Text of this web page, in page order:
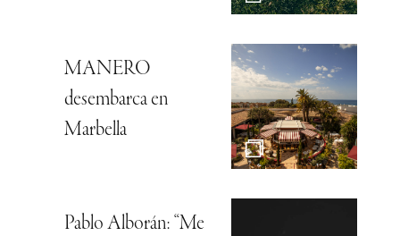
MANERO
desembarca en
Marbella
Pablo Alborán: “Me